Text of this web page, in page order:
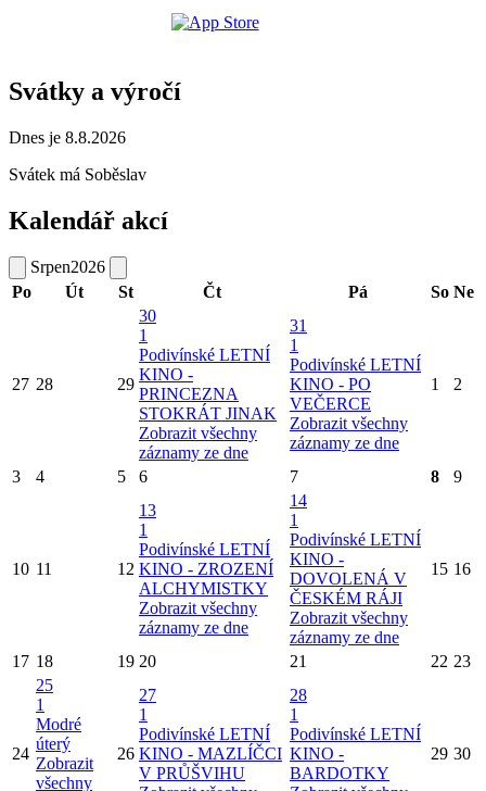
Svátky a výročí
Dnes je 8.8.2026
Svátek má Soběslav
Kalendář akcí
Srpen2026
Po
Út St Čt Pá So Ne
27 28 29
30
1
Podivínské LETNÍ
KINO -
PRINCEZNA
STOKRÁT JINAK
Zobrazit všechny
záznamy ze dne
31
1
Podivínské LETNÍ
KINO - PO
VEČERCE
Zobrazit všechny
záznamy ze dne
1 2
3 4 5 6 7 8 9
10 11 12
13
1
Podivínské LETNÍ
KINO - ZROZENÍ
ALCHYMISTKY
Zobrazit všechny
záznamy ze dne
14
1
Podivínské LETNÍ
KINO -
DOVOLENÁ V
ČESKÉM RÁJI
Zobrazit všechny
záznamy ze dne
15 16
17 18 19 20 21 22 23
24
25
1
Modré
úterý
Zobrazit
všechny
26
27
1
Podivínské LETNÍ
KINO - MAZLÍČCI
V PRŮŠVIHU
28
1
Podivínské LETNÍ
KINO -
BARDOTKY
29 30